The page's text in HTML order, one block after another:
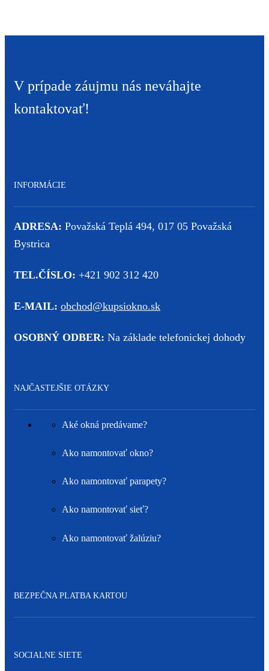
V prípade záujmu nás neváhajte
kontaktovať!
INFORMÁCIE
ADRESA: Považská Teplá 494, 017 05 Považská
Bystrica
TEL.ČÍSLO: +421 902 312 420
E-MAIL: obchod@kupsiokno.sk
OSOBNÝ ODBER: Na základe telefonickej dohody
NAJČASTEJŠIE OTÁZKY
Aké okná predávame?
Ako namontovať okno?
Ako namontovať parapety?
Ako namontovať sieť?
Ako namontovať žalúziu?
BEZPEČNA PLATBA KARTOU
SOCIALNE SIETE